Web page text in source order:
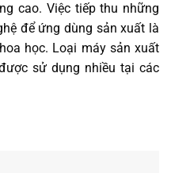
cao. Việc tiếp thu những
để ứng dùng sản xuất là
học. Loại máy sản xuất
sử dụng nhiều tại các